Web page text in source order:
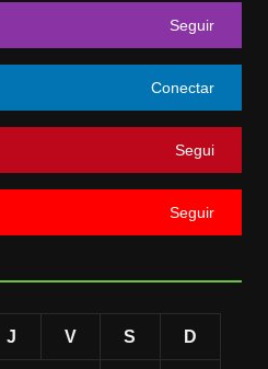
Seguir
Conectar
Segui
Seguir
J V S D